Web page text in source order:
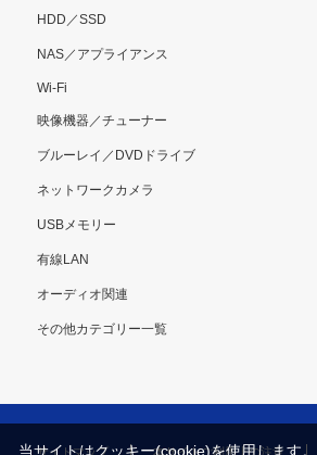
HDD／SSD
NAS／アプライアンス
Wi-Fi
映像機器／チューナー
ブルーレイ／DVDドライブ
ネットワークカメラ
USBメモリー
有線LAN
オーディオ関連
その他カテゴリー一覧
サイトマップ 本サイトご利用上の注意
当サイトはクッキー(cookie)を使用します